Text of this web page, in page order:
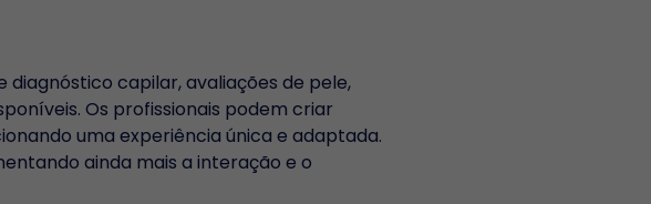
diagnóstico capilar, avaliações de pele,
Os profissionais podem criar
uma experiência única e adaptada.
ainda mais a interação e o